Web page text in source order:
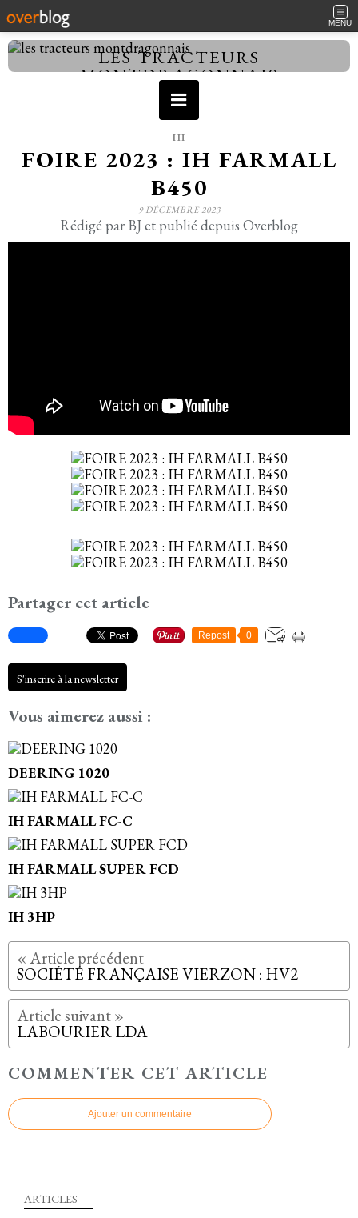
MENU
LES TRACTEURS
MONTDRAGONNAIS
IH
FOIRE 2023 : IH FARMALL
B450
9 DÉCEMBRE 2023
Rédigé par BJ et publié depuis Overblog
Partager cet article
Repost 0
S'inscrire à la newsletter
Vous aimerez aussi :
DEERING 1020
IH FARMALL FC-C
IH FARMALL SUPER FCD
IH 3HP
SOCIÉTÉ FRANÇAISE VIERZON : HV2
LABOURIER LDA
COMMENTER CET ARTICLE
Ajouter un commentaire
ARTICLES